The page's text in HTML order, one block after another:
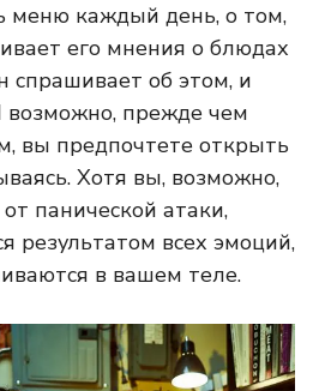
меню каждый день, о том,
его мнения о блюдах
спрашивает об этом, и
возможно, прежде чем
вы предпочтете открыть
Хотя вы, возможно,
панической атаки,
результатом всех эмоций,
в вашем теле.